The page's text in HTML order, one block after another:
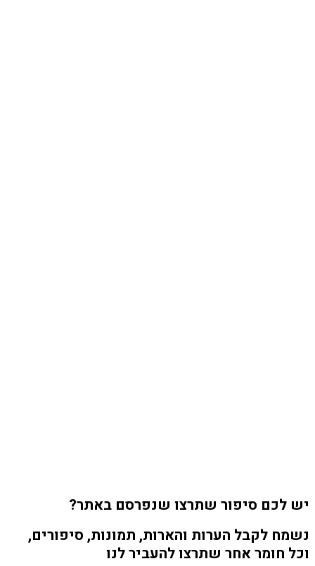
יש לכם סיפור שתרצו שנפרסם באתר?
נשמח לקבל הערות והארות, תמונות, סיפורים,
וכל חומר אחר שתרצו להעביר לנו